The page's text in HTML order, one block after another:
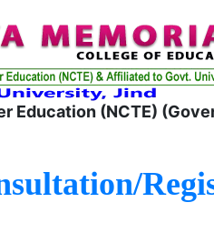
Education (NCTE)